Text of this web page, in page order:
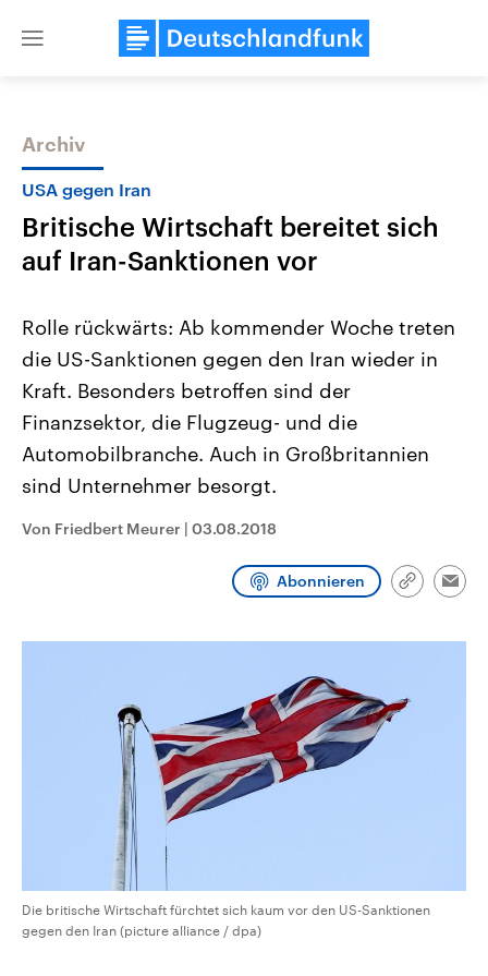
Close
Themen
Landtagswahl Sachsen-Anhalt
2026
Alle Informationen
Sachsen-Anhalt wählt am 6.
September 2026 einen neuen
Landtag. Seit 2021 wird das
Bundesland von einer Koalition aus
Umfragen, Prognosen,
Wahlprogramme, aktuelle Berichte
und Kandidaten der anstehenden
USA
Aktuelle Beiträge,
Hintergründe
Wirtschaftlich und
gehören die Vereinigten
den mächtigsten Ländern
Archiv
USA gegen Iran
Britische Wirtschaft bereitet sich
auf Iran-Sanktionen vor
Rolle rückwärts: Ab kommender Woche treten
die US-Sanktionen gegen den Iran wieder in
Kraft. Besonders betroffen sind der
Finanzsektor, die Flugzeug- und die
Automobilbranche. Auch in Großbritannien
sind Unternehmer besorgt.
Von Friedbert Meurer | 03.08.2018
Abonnieren
Link
Die britische Wirtschaft fürchtet sich kaum vor den US-Sanktionen
gegen den Iran (picture alliance / dpa)